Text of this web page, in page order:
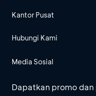
Kantor Pusat
Hubungi Kami
Media Sosial
Dapatkan promo